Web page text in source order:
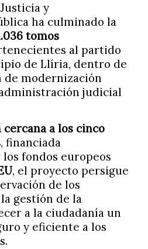
y
ha culminado la
tomos
al partido
de Llíria, dentro de
de modernización
judicial
a los cinco
, financiada
fondos europeos
, el proyecto persigue
de los
gestión de la
a la ciudadanía un
y eficiente a los